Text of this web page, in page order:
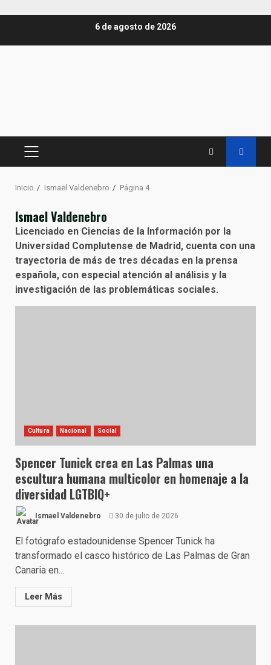
6 de agosto de 2026
MENÚ
Inicio Ismael Valdenebro Página 4
Ismael Valdenebro
Licenciado en Ciencias de la Información por la
Universidad Complutense de Madrid, cuenta con una
trayectoria de más de tres décadas en la prensa
española, con especial atención al análisis y la
investigación de las problemáticas sociales.
Cultura Nacional Social
Spencer Tunick crea en Las Palmas una
escultura humana multicolor en homenaje a la
diversidad LGTBIQ+
Ismael Valdenebro 30 de julio de 2026
El fotógrafo estadounidense Spencer Tunick ha
transformado el casco histórico de Las Palmas de Gran
Canaria en...
Leer Más